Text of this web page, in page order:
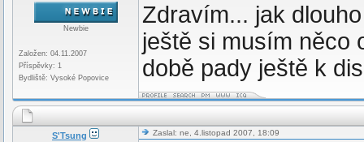
Newbie
Založen: 04.11.2007
Příspěvky: 1
Bydliště: Vysoké Popovice
Zdravím... jak
ještě si musím něco
době pady ještě k
S'Tsung Zaslal: ne, 4.listopad 2007, 18:09